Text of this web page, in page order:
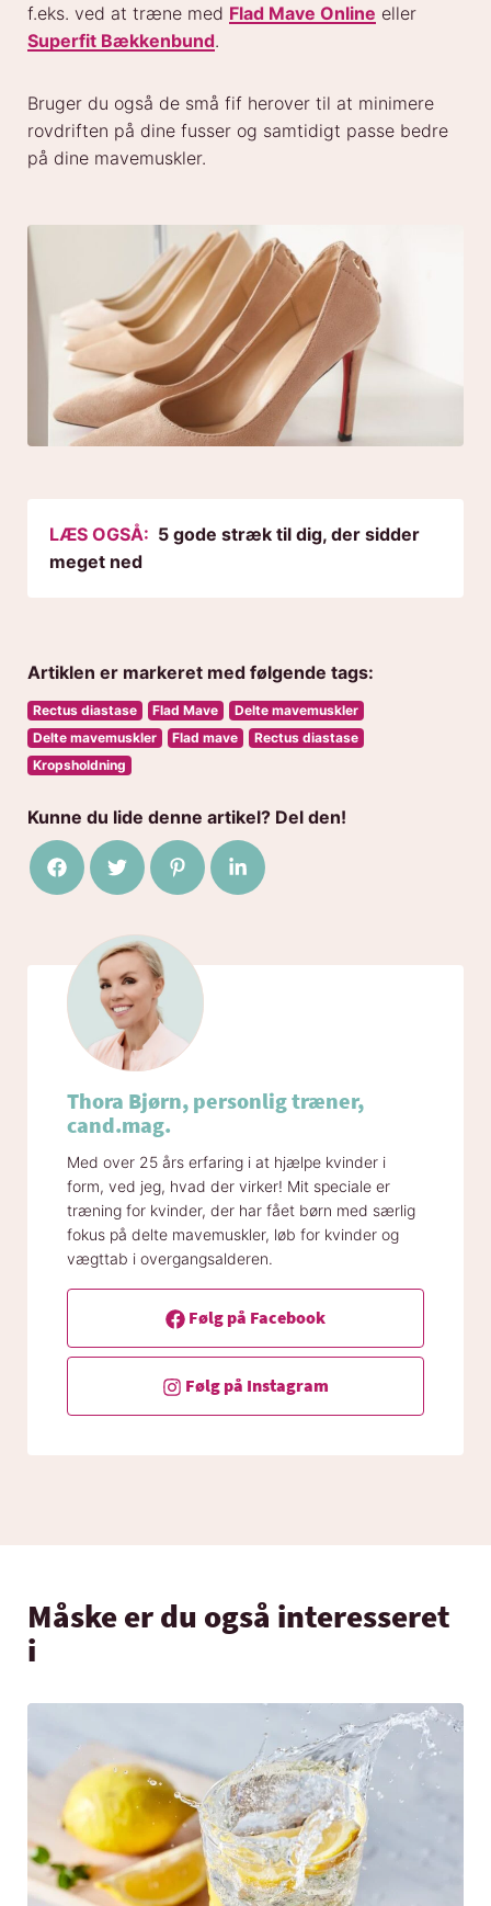
f.eks. ved at træne med Flad Mave Online eller
Superfit Bækkenbund.
Bruger du også de små fif herover til at minimere
rovdriften på dine fusser og samtidigt passe bedre
på dine mavemuskler.
LÆS OGSÅ: 5 gode stræk til dig, der sidder
meget ned
Artiklen er markeret med følgende tags:
Rectus diastase Flad Mave
Delte mavemuskler
Delte mavemuskler
Flad mave
Rectus diastase
Kropsholdning
Kunne du lide denne artikel? Del den!
Del på Facebook
Del på TwitterDel på Pinterest
Del på LinkedIn
Thora Bjørn, personlig træner,
cand.mag.
Med over 25 års erfaring i at hjælpe kvinder i
form, ved jeg, hvad der virker! Mit speciale er
træning for kvinder, der har fået børn med særlig
fokus på delte mavemuskler, løb for kvinder og
vægttab i overgangsalderen.
Følg på Facebook
Følg på Instagram
Måske er du også interesseret
i